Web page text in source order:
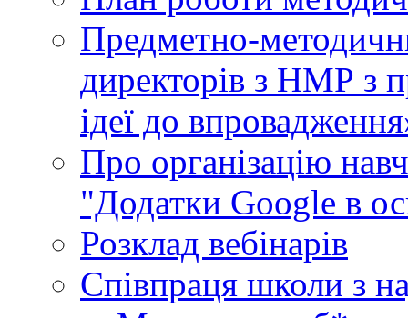
Предметно-
директорів з НМР з
ідеї до
Про організацію
"Додатки Google в
Розклад вебінарів
Співпраця школи з